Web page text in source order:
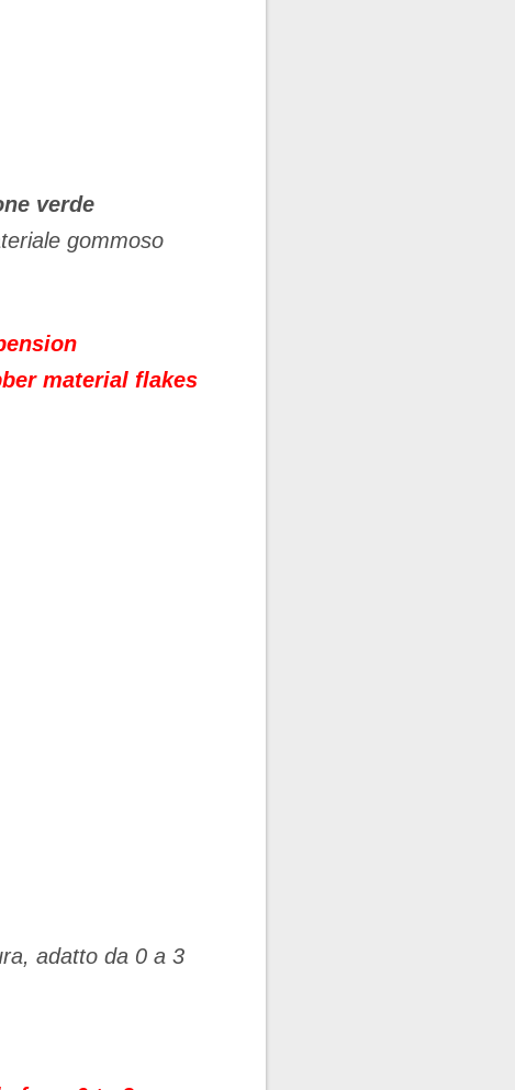
verde
gommoso
material flakes
adatto da 0 a 3